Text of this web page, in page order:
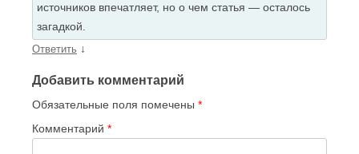
источников впечатляет, но о чем статья — осталось
загадкой.
Ответить ↓
Добавить комментарий
Обязательные поля помечены *
Комментарий *